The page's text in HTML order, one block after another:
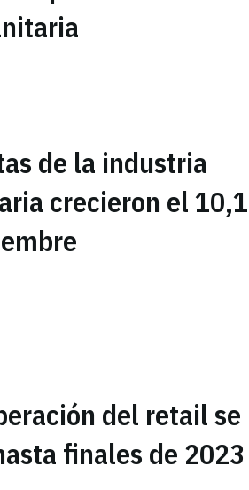
de la industria
crecieron el
del retail se
finales de 2023